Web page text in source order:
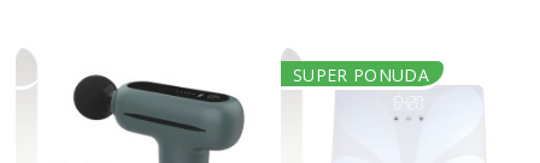
SUPER PONUDA